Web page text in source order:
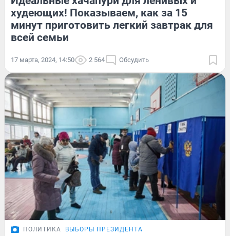
худеющих! Показываем, как за 15
минут приготовить легкий завтрак для
всей семьи
17 марта, 2024, 14:50 2 564 Обсудить
ПОЛИТИКА ВЫБОРЫ ПРЕЗИДЕНТА